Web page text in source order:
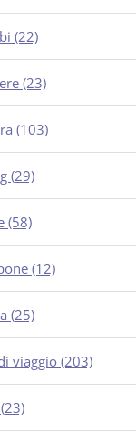
(22)
(23)
(103)
(29)
(58)
(12)
(25)
viaggio (203)